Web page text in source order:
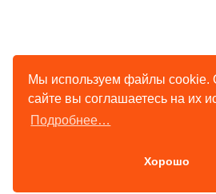
Мы используем файлы cookie.
сайте вы соглашаетесь на их
Подробнее…
Хорошо